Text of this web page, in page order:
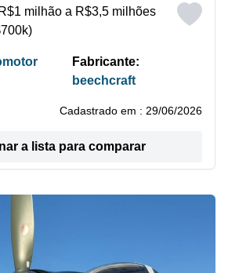
R$1 milhão a R$3,5 milhões
Fabricante:
beechcraft
Cadastrado em : 29/06/2026
a lista para comparar